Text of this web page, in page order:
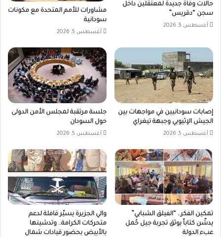
حالات وفاة جديدة لمعتقلين داخل
سجن “دقريس”
أغسطس 5, 2026
مشاورات للأمم المتحدة مع مكونات
سودانية
أغسطس 5, 2026
إصابات سودانيين في مواجهات بين
الجيش الإثيوبي وجبهة تيغراي
أغسطس 5, 2026
جلسة مرتقبة لمجلس الأمن الدولى
حول السودان
أغسطس 5, 2026
تمكين الفكر.. “الفيلق الشبابي”
يدشّن كتاباً يوثق تجربة جيل حُمل
عبء الدولة
والي الجزيرة يسيّر قافلة لدعم
متحركات الكرامة.. وتدشينها
بالأبيض بحضور قيادات شمال